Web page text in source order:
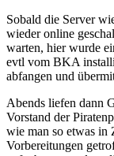
Sobald die Server
wieder online
warten, hier wurde
evtl vom BKA
abfangen und
Abends liefen dann
Vorstand der
wie man so etwas
Vorbereitungen